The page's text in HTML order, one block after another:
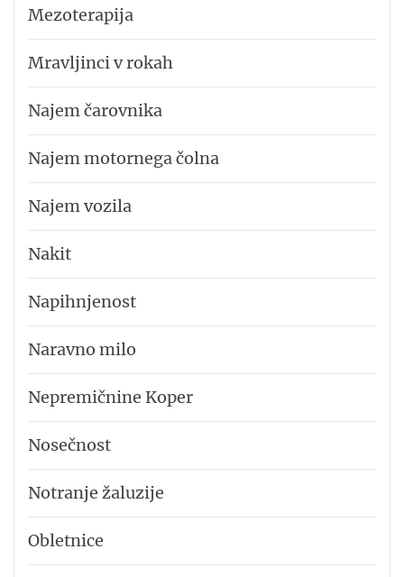
Mezoterapija
Mravljinci v rokah
Najem čarovnika
Najem motornega čolna
Najem vozila
Nakit
Napihnjenost
Naravno milo
Nepremičnine Koper
Nosečnost
Notranje žaluzije
Obletnice